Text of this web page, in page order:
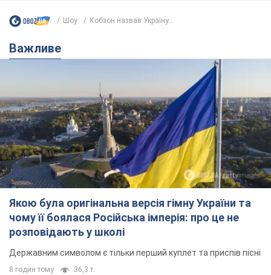
Шоу Кобзон назвав Україну...
Важливе
Якою була оригінальна версія гімну України та
чому її боялася Російська імперія: про це не
розповідають у школі
Державним символом є тільки перший куплет та приспів пісні
8 годин тому 36,3 т.